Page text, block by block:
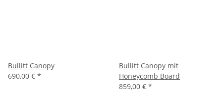
Bullitt Canopy
690,00 € *
Bullitt Canopy mit
Honeycomb Board
859,00 € *